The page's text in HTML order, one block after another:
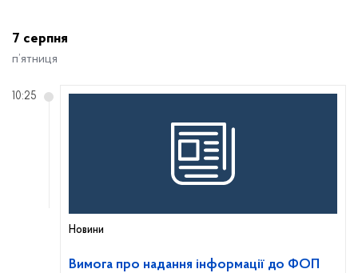
7 серпня
п’ятниця
Новини
Вимога про надання інформації до ФОП
10:25